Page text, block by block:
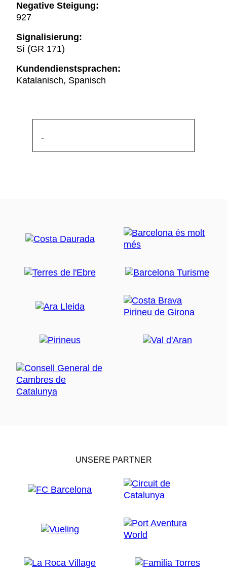
Negative Steigung:
927
Signalisierung:
Sí (GR 171)
Kundendienstsprachen:
Katalanisch, Spanisch
-
UNSERE PARTNER